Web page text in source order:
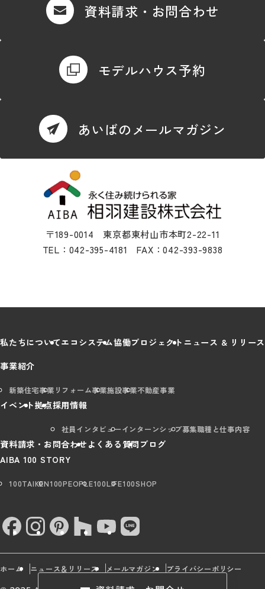
資料請求・お問合わせ
モデルハウス予約
あいばのメールマガジン
〒189-0014 東京都東村山市本町2-22-11
TEL：042-395-4181 FAX：042-393-9838
私たちについてエコシステム協働プロジェクト ニュース & リリース
事業紹介
新築住宅事業 リフォーム事業施設事業不動産事業
イベント拠点採用情報
社員インタビューインターンシップ募集職種と仕事内容
資料請求・お問合わせ よくある質問 ブログ
AIBA 100 STORY
100TAIKEN100PEOPLE100LIFE100SHOP
ホーム ニュース＆リリース メールマガジン
プライバシーポリシー